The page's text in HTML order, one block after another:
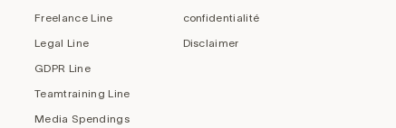
Freelance Line
Legal Line
GDPR Line
Teamtraining Line
Media Spendings
confidentialité
Disclaimer